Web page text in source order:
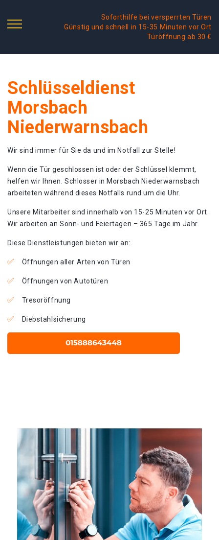
Soforthilfe bei versperrten Türen
Günstig und schnell in 15-35 Minuten vor Ort
Türöffnung ab 30 €
Schlüsseldienst
Morsbach
Niederwarnsbach
Wir sind immer für Sie da und im Notfall zur Stelle!
Wenn die Tür geschlossen ist oder der Schlüssel klemmt,
helfen wir Ihnen. Schlosser in Morsbach Niederwarnsbach
arbeiteten während dieses Notfalls rund um die Uhr.
Unsere Mitarbeiter sind innerhalb von 15-25 Minuten vor Ort.
Wir arbeiten an Sonn- und Feiertagen – 365 Tage im Jahr.
Diese Dienstleistungen bieten wir an:
Öffnungen aller Arten von Türen
Öffnungen von Autotüren
Tresoröffnung
Diebstahlsicherung